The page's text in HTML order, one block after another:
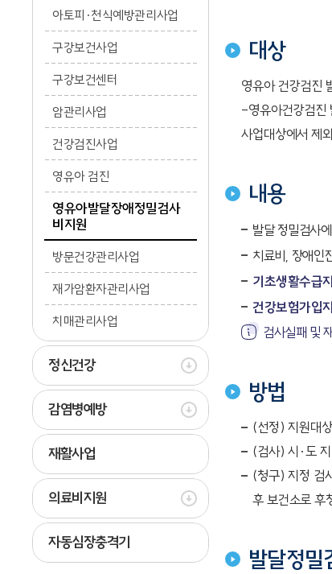
아토피·천식예방관리사업
구강보건사업
구강보건센터
암관리사업
건강검진사업
영유아 검진
영유아발달장애정밀검사
비지원
방문건강관리사업
재가암환자관리사업
치매관리사업
정신건강
감염병예방
재활사업
의료비지원
자동심장충격기
대상
영유아 건강검진
-영유아건강검진
사업대상에서 제외
내용
발달 정밀검사
치료비, 장애인
기초생활수급
건강보험가입
검사실패 및
방법
(선정) 지원대
(검사) 시·도
(청구) 지정 검
후 보건소로 후
발달정밀